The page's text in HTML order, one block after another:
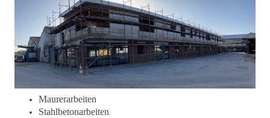
Maurerarbeiten
Stahlbetonarbeiten